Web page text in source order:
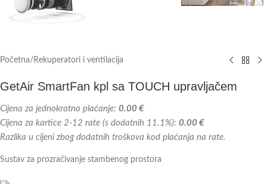
Početna/ Rekuperatori i ventilacija
GetAir SmartFan kpl sa TOUCH upravljačem
Cijena za jednokratno plaćanje: 0.00 €
Cijena za kartice 2-12 rate (s dodatnih 11.1%): 0.00 €
Razlika u cijeni zbog dodatnih troškova kod plaćanja na rate.
Sustav za prozračivanje stambenog prostora